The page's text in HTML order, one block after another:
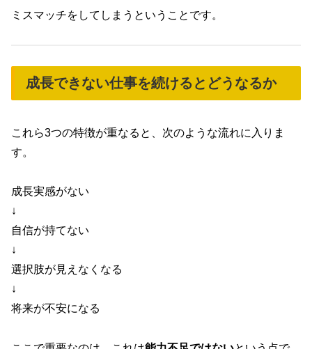
ミスマッチをしてしまうということです。
成長できない仕事を続けるとどうなるか
これら3つの特徴が重なると、次のような流れに入りま
す。
成長実感がない
↓
自信が持てない
↓
選択肢が見えなくなる
↓
将来が不安になる